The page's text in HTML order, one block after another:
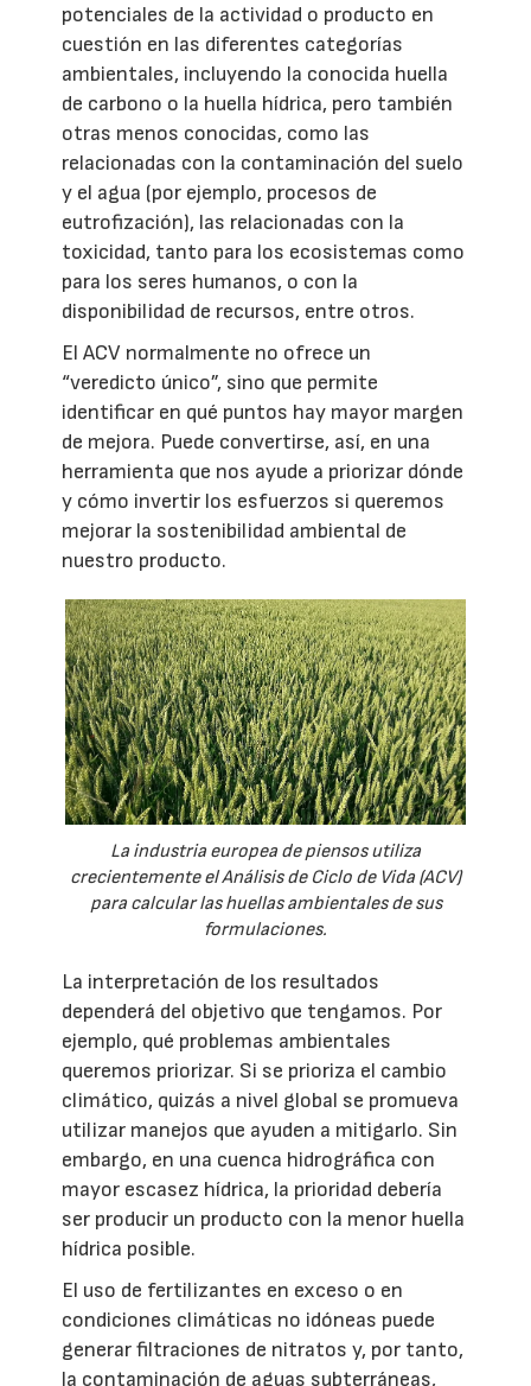
potenciales de la actividad o producto en
cuestión en las diferentes categorías
ambientales, incluyendo la conocida huella
de carbono o la huella hídrica, pero también
otras menos conocidas, como las
relacionadas con la contaminación del suelo
y el agua (por ejemplo, procesos de
eutrofización), las relacionadas con la
toxicidad, tanto para los ecosistemas como
para los seres humanos, o con la
disponibilidad de recursos, entre otros.
El ACV normalmente no ofrece un
“veredicto único”, sino que permite
identificar en qué puntos hay mayor margen
de mejora. Puede convertirse, así, en una
herramienta que nos ayude a priorizar dónde
y cómo invertir los esfuerzos si queremos
mejorar la sostenibilidad ambiental de
nuestro producto.
La industria europea de piensos utiliza
crecientemente el Análisis de Ciclo de Vida (ACV)
para calcular las huellas ambientales de sus
formulaciones.
La interpretación de los resultados
dependerá del objetivo que tengamos. Por
ejemplo, qué problemas ambientales
queremos priorizar. Si se prioriza el cambio
climático, quizás a nivel global se promueva
utilizar manejos que ayuden a mitigarlo. Sin
embargo, en una cuenca hidrográfica con
mayor escasez hídrica, la prioridad debería
ser producir un producto con la menor huella
hídrica posible.
El uso de fertilizantes en exceso o en
condiciones climáticas no idóneas puede
generar filtraciones de nitratos y, por tanto,
la contaminación de aguas subterráneas,